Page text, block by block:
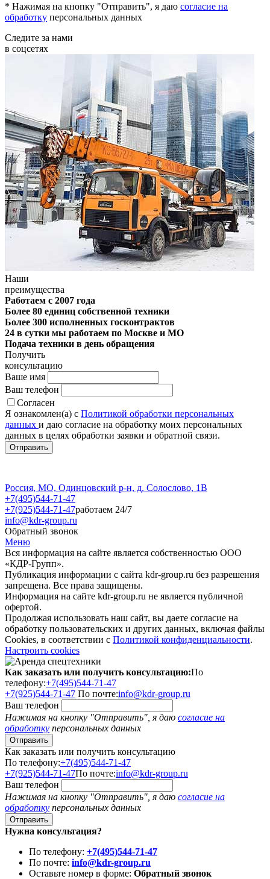
* Нажимая на кнопку "Отправить", я даю согласие на
обработку персональных данных
Следите за нами
в соцсетях
Наши
преимущества
Работаем с 2007 года
Более 80 единиц собственной техники
Более 300 исполненных госконтрактов
24 в сутки мы работаем по Москве и МО
Подача техники в день обращения
Получить
консультацию
Ваше имя
Ваш телефон
Согласен
Я ознакомлен(а) с Политикой обработки персональных
данных и даю согласие на обработку моих персональных
данных в целях обработки заявки и обратной связи.
Россия, МО, Одинцовский р-н, д. Солослово, 1В
+7(495)544-71-47
+7(925)544-71-47работаем 24/7
info@kdr-group.ru
Обратный звонок
Меню
Вся информация на сайте является собственностью ООО
«КДР-Групп».
Публикация информации с сайта kdr-group.ru без разрешения
запрещена. Все права защищены.
Информация на сайте kdr-group.ru не является публичной
офертой.
Продолжая использовать наш сайт, вы даете согласие на
обработку пользовательских и других данных, включая файлы
Cookies, в соответствии с Политикой конфиденциальности.
Настроить cookies
Как заказать или получить консультацию:По
телефону:+7(495)544-71-47
+7(925)544-71-47 По почте:info@kdr-group.ru
Ваш телефон
Нажимая на кнопку "Отправить", я даю согласие на
обработку персональных данных
Как заказать или получить консультацию
По телефону:+7(495)544-71-47
+7(925)544-71-47По почте:info@kdr-group.ru
Ваш телефон
Нажимая на кнопку "Отправить", я даю согласие на
обработку персональных данных
Нужна консультация?
По телефону: +7(495)544-71-47
По почте: info@kdr-group.ru
Оставьте номер в форме: Обратный звонок